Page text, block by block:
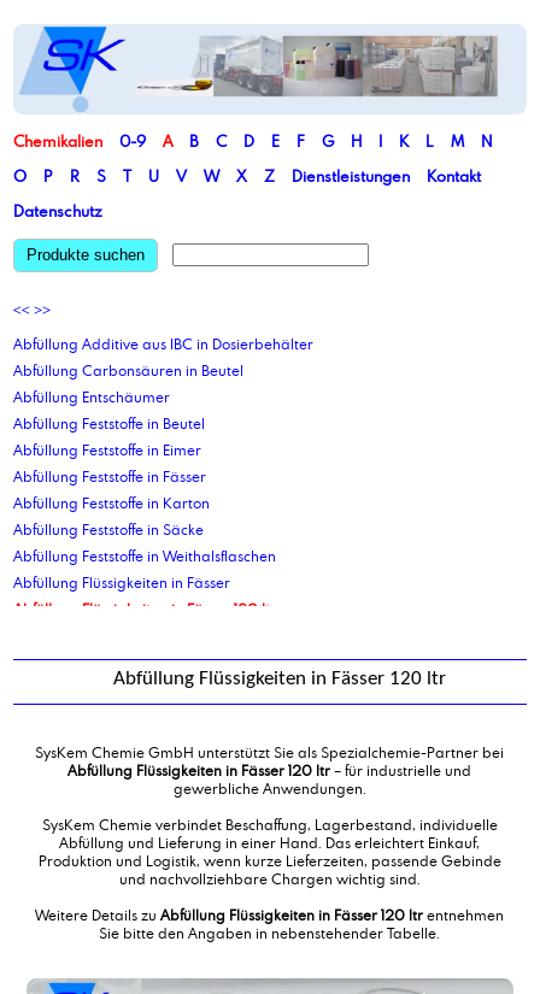
Chemikalien 0-9 A B C D E F G H I K L M
N
O
P R S T U V W X Z Dienstleistungen
Kontakt
Datenschutz
Produkte suchen
<< >>
Abfüllung Additive aus IBC in Dosierbehälter
Abfüllung Carbonsäuren in Beutel
Abfüllung Entschäumer
Abfüllung Feststoffe in Beutel
Abfüllung Feststoffe in Eimer
Abfüllung Feststoffe in Fässer
Abfüllung Feststoffe in Karton
Abfüllung Feststoffe in Säcke
Abfüllung Feststoffe in Weithalsflaschen
Abfüllung Flüssigkeiten in Fässer
Abfüllung Flüssigkeiten in Fässer 120 ltr
Abfüllung Flüssigkeiten in Kanister 10 kg
Abfüllung Flüssigkeiten in Kanister 10 ltr
Abfüllung Flüssigkeiten in Kanister 30 ltr
Abfüllung Flüssigkeiten in Kanister 5 ltr
Abfüllung Flüssigkeiten in Kanister 5 ltr
Abfüllung Flüssigkeiten in Kanister 60 ltr
Abfüllung Flüssigkeiten in Standbodenbeutel
Abfüllung Flüssigprodukte in Eimer
Abfüllung Granulate in Eimer
Abfüllung Flüssigkeiten in Fässer 120 ltr
SysKem Chemie GmbH unterstützt Sie als Spezialchemie-Partner bei
Abfüllung Flüssigkeiten in Fässer 120 ltr– für industrielle und
gewerbliche Anwendungen.
SysKem Chemie verbindet Beschaffung, Lagerbestand, individuelle
Abfüllung und Lieferung in einer Hand. Das erleichtert Einkauf,
Produktion und Logistik, wenn kurze Lieferzeiten, passende Gebinde
und nachvollziehbare Chargen wichtig sind.
Weitere Details zuAbfüllung Flüssigkeiten in Fässer 120 ltrentnehmen
Sie bitte den Angaben in nebenstehender Tabelle.